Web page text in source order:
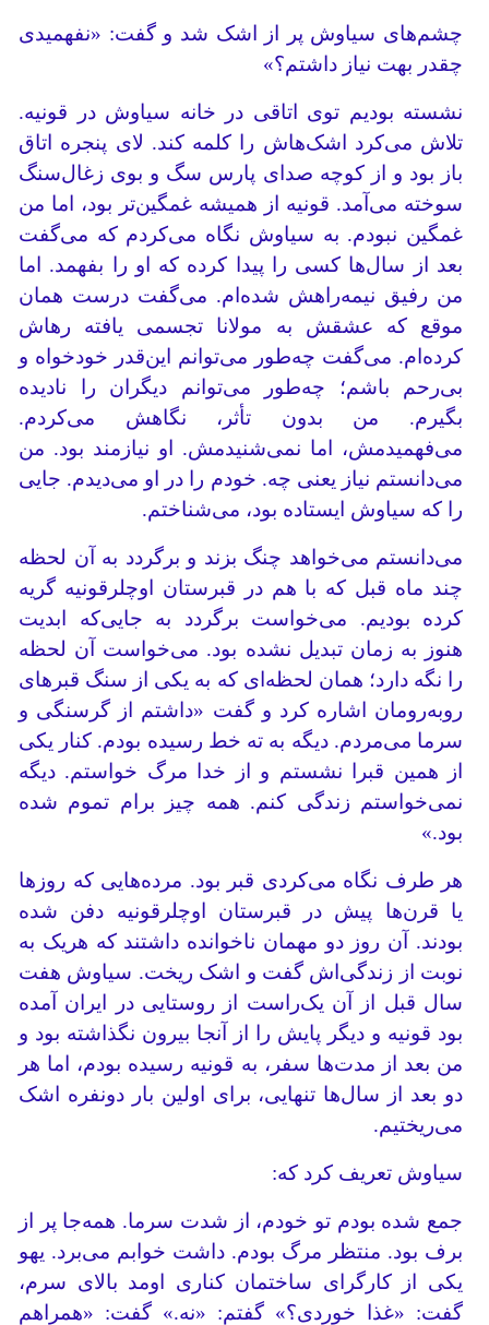
چشم‌های سیاوش پر از اشک شد و گفت: «نفهمیدی
چقدر بهت نیاز داشتم؟»
نشسته بودیم توی اتاقی در خانه سیاوش در قونیه.
تلاش می‌کرد اشک‌هاش را کلمه کند. لای پنجره اتاق
باز بود و از کوچه صدای پارس سگ و بوی زغال‌سنگ
سوخته می‌آمد. قونیه از همیشه غمگین‌تر بود، اما من
غمگین نبودم. به سیاوش نگاه می‌کردم که می‌گفت
بعد از سال‌ها کسی را پیدا کرده که او را بفهمد. اما
من رفیق نیمه‌راهش شده‌ام. می‌گفت درست همان
موقع که عشقش به مولانا تجسمی یافته رهاش
کرده‌ام. می‌گفت چه‌طور می‌توانم این‌قدر خودخواه و
بی‌رحم باشم؛ چه‌طور می‌توانم دیگران را نادیده
بگیرم. من بدون تأثر، نگاهش می‌کردم.
می‌فهمیدمش، اما نمی‌شنیدمش. او نیازمند بود. من
می‌دانستم نیاز یعنی چه. خودم را در او می‌دیدم. جایی
را ‌که سیاوش ایستاده بود، می‌شناختم.
می‌دانستم می‌خواهد چنگ بزند و برگردد به آن لحظه
چند ماه قبل که با هم در قبرستان اوچلرقونیه گریه
کرده بودیم. می‌خواست برگردد به جایی‌که ابدیت
هنوز به زمان تبدیل نشده بود. می‌خواست آن لحظه
را نگه دارد؛ همان لحظه‌ای که به یکی از سنگ قبرهای
روبه‌رومان اشاره کرد و گفت «داشتم از گرسنگی و
سرما می‌مردم. دیگه به ته خط رسیده بودم. کنار یکی
از همین قبرا نشستم و از خدا مرگ خواستم. دیگه
نمی‌خواستم زندگی کنم. همه چیز برام تموم شده
بود.»
هر طرف نگاه می‌کردی قبر بود. مرده‌هایی که روزها
یا قرن‌ها پیش در قبرستان اوچلرقونیه دفن شده
بودند. آن روز دو مهمان ناخوانده داشتند که هریک به
نوبت از زندگی‌اش گفت و اشک ریخت. سیاوش هفت
سال قبل از آن یک‌راست از روستایی در ایران آمده
بود قونیه و دیگر پایش را از آنجا بیرون نگذاشته بود و
من بعد از مدت‌ها سفر، به قونیه رسیده بودم، اما هر
دو بعد از سال‌ها تنهایی، برای اولین بار دونفره اشک
می‌ریختیم.
سیاوش تعریف کرد که:
جمع شده بودم تو خودم، از شدت سرما. همه‌جا پر از
برف بود. منتظر مرگ بودم. داشت خوابم می‌برد. یهو
یکی از کارگرای ساختمان کناری اومد بالای سرم،
گفت: «غذا خوردی؟» گفتم: «نه.» گفت: «همراهم